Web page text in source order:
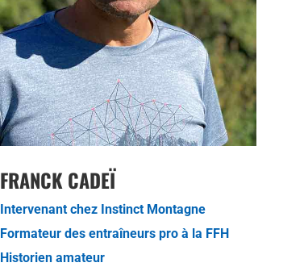
FRANCK CADEÏ
Intervenant chez Instinct Montagne
Formateur des entraîneurs pro à la FFH
Historien amateur